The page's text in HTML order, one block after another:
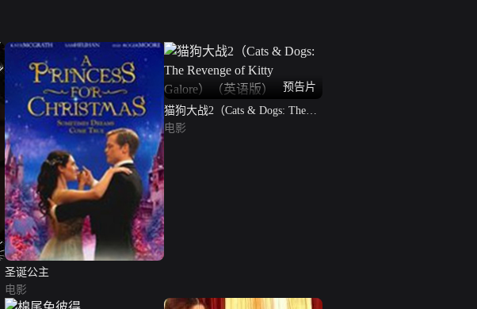
圣诞公主
电影
预告片
猫狗大战2（Cats & Dogs: The
Revenge of Kitty Galore）（英语
电影